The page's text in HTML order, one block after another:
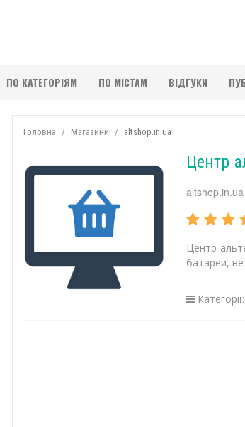
ПО КАТЕГОРІЯМ ПО МІСТАМ ВІДГУКИ
Головна Магазини altshop.in.ua
Центр
altshop.in.ua
Центр
батареи,
Категорії: